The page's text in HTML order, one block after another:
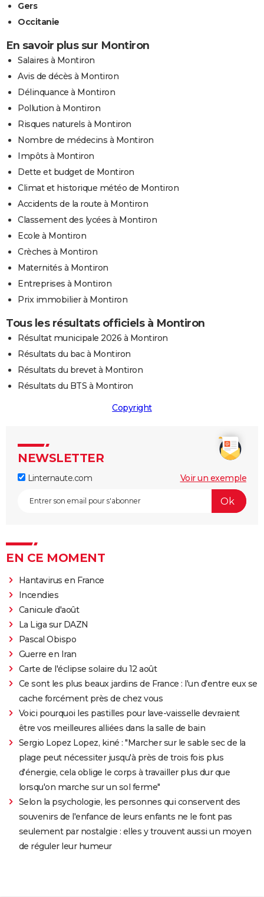
Gers
Occitanie
En savoir plus sur Montiron
Salaires à Montiron
Avis de décès à Montiron
Délinquance à Montiron
Pollution à Montiron
Risques naturels à Montiron
Nombre de médecins à Montiron
Impôts à Montiron
Dette et budget de Montiron
Climat et historique météo de Montiron
Accidents de la route à Montiron
Classement des lycées à Montiron
Ecole à Montiron
Crèches à Montiron
Maternités à Montiron
Entreprises à Montiron
Prix immobilier à Montiron
Tous les résultats officiels à Montiron
Résultat municipale 2026 à Montiron
Résultats du bac à Montiron
Résultats du brevet à Montiron
Résultats du BTS à Montiron
Copyright
NEWSLETTER
Linternaute.com Voir un exemple
EN CE MOMENT
Hantavirus en France
Incendies
Canicule d'août
La Liga sur DAZN
Pascal Obispo
Guerre en Iran
Carte de l'éclipse solaire du 12 août
Ce sont les plus beaux jardins de France : l'un d'entre eux se
cache forcément près de chez vous
Voici pourquoi les pastilles pour lave-vaisselle devraient
être vos meilleures alliées dans la salle de bain
Sergio Lopez Lopez, kiné : "Marcher sur le sable sec de la
plage peut nécessiter jusqu'à près de trois fois plus
d'énergie, cela oblige le corps à travailler plus dur que
lorsqu'on marche sur un sol ferme"
Selon la psychologie, les personnes qui conservent des
souvenirs de l'enfance de leurs enfants ne le font pas
seulement par nostalgie : elles y trouvent aussi un moyen
de réguler leur humeur